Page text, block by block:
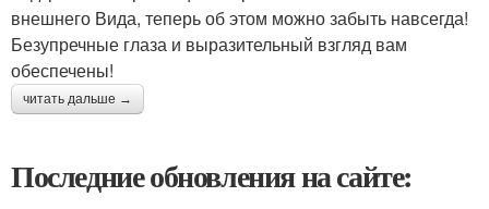
внешнего Вида, теперь об этом можно забыть навсегда!
Безупречные глаза и выразительный взгляд вам
обеспечены!
читать дальше →
Последние обновления на сайте: